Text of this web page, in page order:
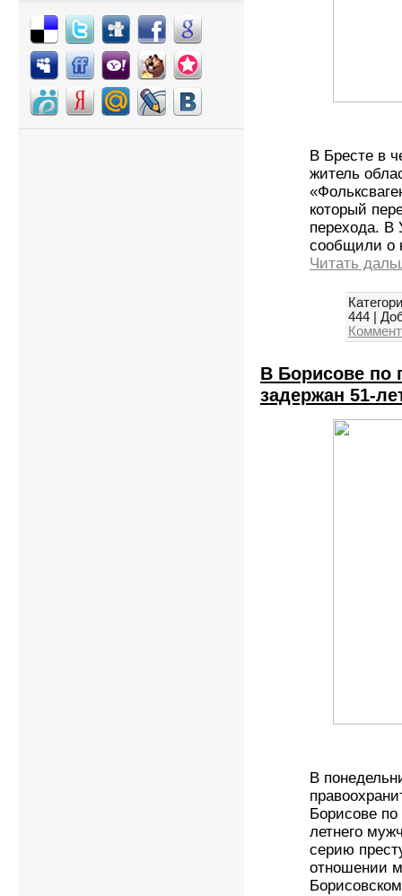
В Бресте в
житель
который
перехода. В
сообщили о
Читать
444
В Борисове по
задержан 51-
В
Борисове
летнего
серию
отношении